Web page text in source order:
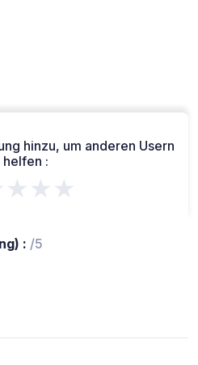
hinzu, um anderen Usern
helfen :
: /5